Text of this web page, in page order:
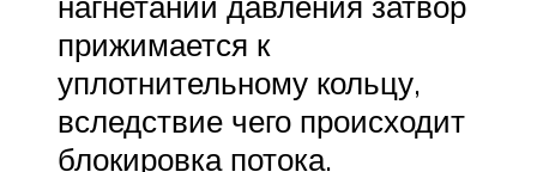
прижимается к
уплотнительному кольцу,
вследствие чего происходит
блокировка потока.